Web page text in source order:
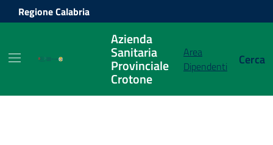
Vai ai contenuti
Vai al footer
Regione Calabria
Azienda
Sanitaria
Provinciale
Crotone
Area
Dipendenti
Cerca